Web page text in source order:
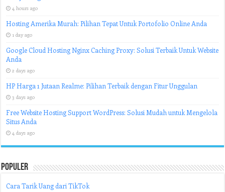
4 hours ago
Hosting Amerika Murah: Pilihan Tepat Untuk Portofolio Online Anda
1 day ago
Google Cloud Hosting Nginx Caching Proxy: Solusi Terbaik Untuk Website
Anda
2 days ago
HP Harga 1 Jutaan Realme: Pilihan Terbaik dengan Fitur Unggulan
3 days ago
Free Website Hosting Support WordPress: Solusi Mudah untuk Mengelola
Situs Anda
4 days ago
Populer
Cara Tarik Uang dari TikTok